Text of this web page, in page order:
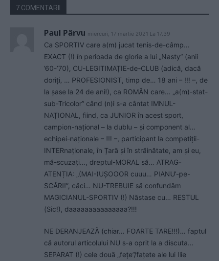
7 COMENTARII
Paul Pârvu miercuri, 17 martie 2021 La 17.39
Ca SPORTIV care a(m) jucat tenis-de-câmp…
EXACT (!) în perioada de glorie a lui „Nasty” (anii
’60-’70), CU-LEGITIMAȚIE-de-CLUB (adică, dacă
doriți, … PROFESIONIST, timp de… 18 ani – !!! –, de
la șase la 24 de ani!), ca ROMÂN care… „a(m)-stat-
sub-Tricolor” când (n)i s-a cântat IMNUL-
NAȚIONAL, fiind, ca JUNIOR în acest sport,
campion-național – la dublu – și component al…
echipei-naționale – !!! –, participant la competiții-
INTERnaționale, în Țară și în străinătate, am și eu,
mă-scuzați…, dreptul-MORAL să… ATRAG-
ATENȚIA: „(MAI-)UȘOOOR cuuu… PIANU’-pe-
SCĂRI!”, căci… NU-TREBUIE să confundăm
MAGICIANUL-SPORTIV (!) Năstase cu… RESTUL
(Sic!), daaaaaaaaaaaaaaa?!!!
NE DERANJEAZĂ (chiar… FOARTE TARE!!!)… faptul
că autorul articolului NU s-a oprit la a discuta…
SEPARAT (!) cele două „fețe”/fațete ale lui Ilie